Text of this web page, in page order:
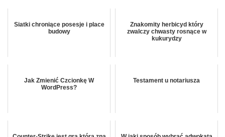
Siatki chroniące posesje i place
budowy
Znakomity herbicyd który
zwalczy chwasty rosnące w
kukurydzy
Jak Zmienić Czcionkę W
WordPress?
Testament u notariusza